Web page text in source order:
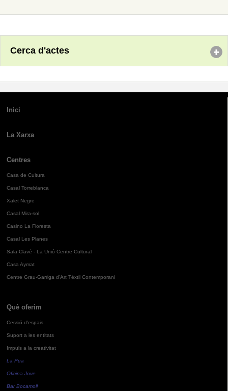
Cerca d'actes
Inici
La Xarxa
Centres
Casa de Cultura
Casal Torreblanca
Xalet Negre
Casal Mira-sol
Casino La Floresta
Casal Les Planes
Sala Clavé - La Unió Centre Cultural
Casa Aymat
Centre Grau-Garriga d'Art Tèxtil Contemporani
Què oferim
Cessió d'espais
Suport a les entitats
Impuls a la creativitat
La Pua
Oficina Jove
Bar Bocamoll